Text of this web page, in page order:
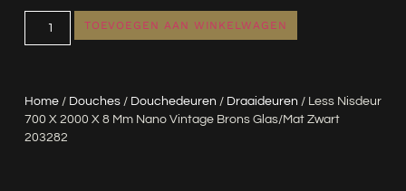
Home/ Douches/ Douchedeuren / Draaideuren / Less Nisdeur
700 X 2000 X 8 Mm Nano Vintage Brons Glas/mat Zwart
203282
TOEVOEGEN AAN WINKELWAGEN